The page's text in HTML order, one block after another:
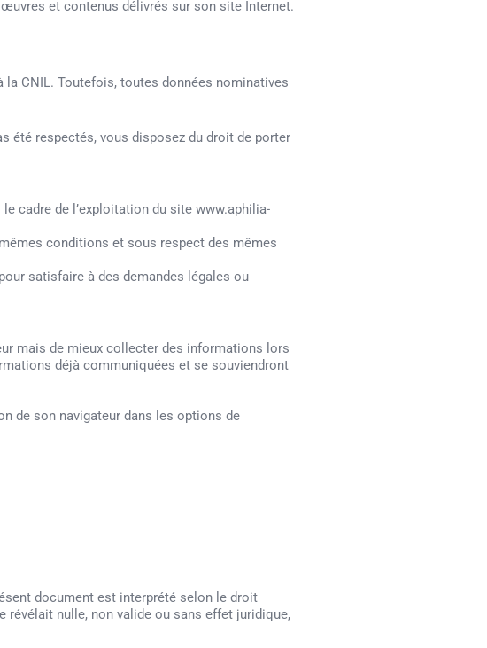
et contenus délivrés sur son site Internet.
la CNIL. Toutefois, toutes données nominatives
été respectés, vous disposez du droit de porter
cadre de l’exploitation du site www.aphilia-
conditions et sous respect des mêmes
satisfaire à des demandes légales ou
mais de mieux collecter des informations lors
déjà communiquées et se souviendront
de son navigateur dans les options de
document est interprété selon le droit
révélait nulle, non valide ou sans effet juridique,